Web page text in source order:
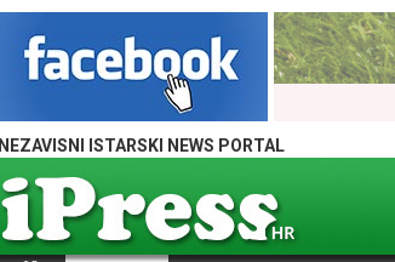
NEZAVISNI ISTARSKI NEWS PORTAL